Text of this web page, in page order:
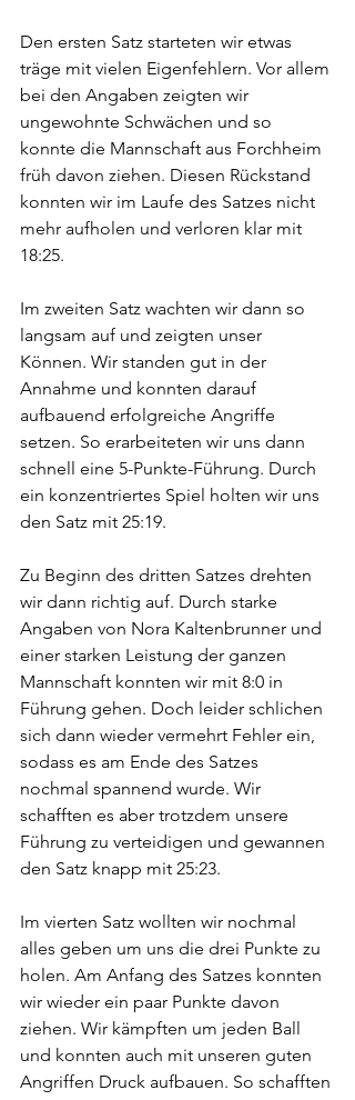
Den ersten Satz starteten wir etwas
träge mit vielen Eigenfehlern. Vor allem
bei den Angaben zeigten wir
ungewohnte Schwächen und so
konnte die Mannschaft aus Forchheim
früh davon ziehen. Diesen Rückstand
konnten wir im Laufe des Satzes nicht
mehr aufholen und verloren klar mit
18:25.
Im zweiten Satz wachten wir dann so
langsam auf und zeigten unser
Können. Wir standen gut in der
Annahme und konnten darauf
aufbauend erfolgreiche Angriffe
setzen. So erarbeiteten wir uns dann
schnell eine 5-Punkte-Führung. Durch
ein konzentriertes Spiel holten wir uns
den Satz mit 25:19.
Zu Beginn des dritten Satzes drehten
wir dann richtig auf. Durch starke
Angaben von Nora Kaltenbrunner und
einer starken Leistung der ganzen
Mannschaft konnten wir mit 8:0 in
Führung gehen. Doch leider schlichen
sich dann wieder vermehrt Fehler ein,
sodass es am Ende des Satzes
nochmal spannend wurde. Wir
schafften es aber trotzdem unsere
Führung zu verteidigen und gewannen
den Satz knapp mit 25:23.
Im vierten Satz wollten wir nochmal
alles geben um uns die drei Punkte zu
holen. Am Anfang des Satzes konnten
wir wieder ein paar Punkte davon
ziehen. Wir kämpften um jeden Ball
und konnten auch mit unseren guten
Angriffen Druck aufbauen. So schafften